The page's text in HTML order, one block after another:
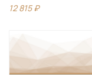
12 815₽